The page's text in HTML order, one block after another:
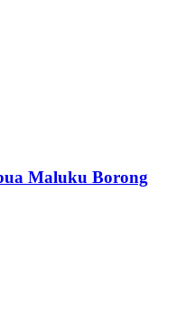
Maluku Borong